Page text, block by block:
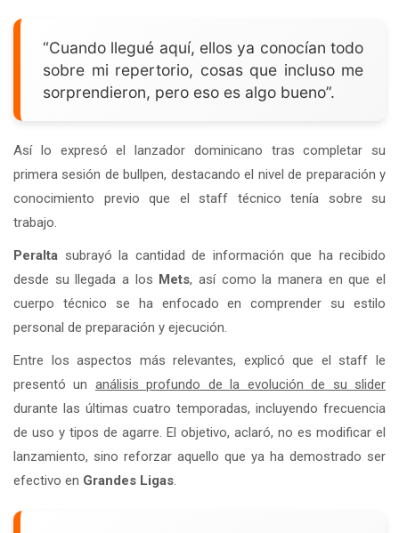
“Cuando llegué aquí, ellos ya conocían todo
sobre mi repertorio, cosas que incluso me
sorprendieron, pero eso es algo bueno”.
Así lo expresó el lanzador dominicano tras completar su
primera sesión de bullpen, destacando el nivel de preparación y
conocimiento previo que el staff técnico tenía sobre su
trabajo.
Peralta subrayó la cantidad de información que ha recibido
desde su llegada a los Mets, así como la manera en que el
cuerpo técnico se ha enfocado en comprender su estilo
personal de preparación y ejecución.
Entre los aspectos más relevantes, explicó que el staff le
presentó un análisis profundo de la evolución de su slider
durante las últimas cuatro temporadas, incluyendo frecuencia
de uso y tipos de agarre. El objetivo, aclaró, no es modificar el
lanzamiento, sino reforzar aquello que ya ha demostrado ser
efectivo en Grandes Ligas.